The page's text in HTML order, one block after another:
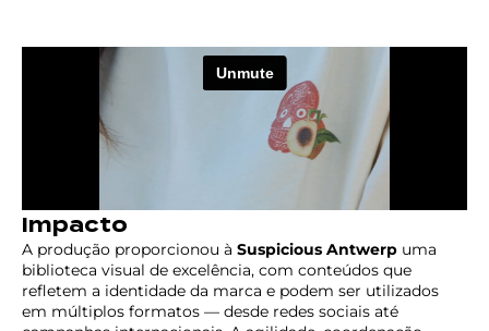
Impacto
A produção proporcionou à Suspicious Antwerp uma
biblioteca visual de excelência, com conteúdos que
refletem a identidade da marca e podem ser utilizados
em múltiplos formatos — desde redes sociais até